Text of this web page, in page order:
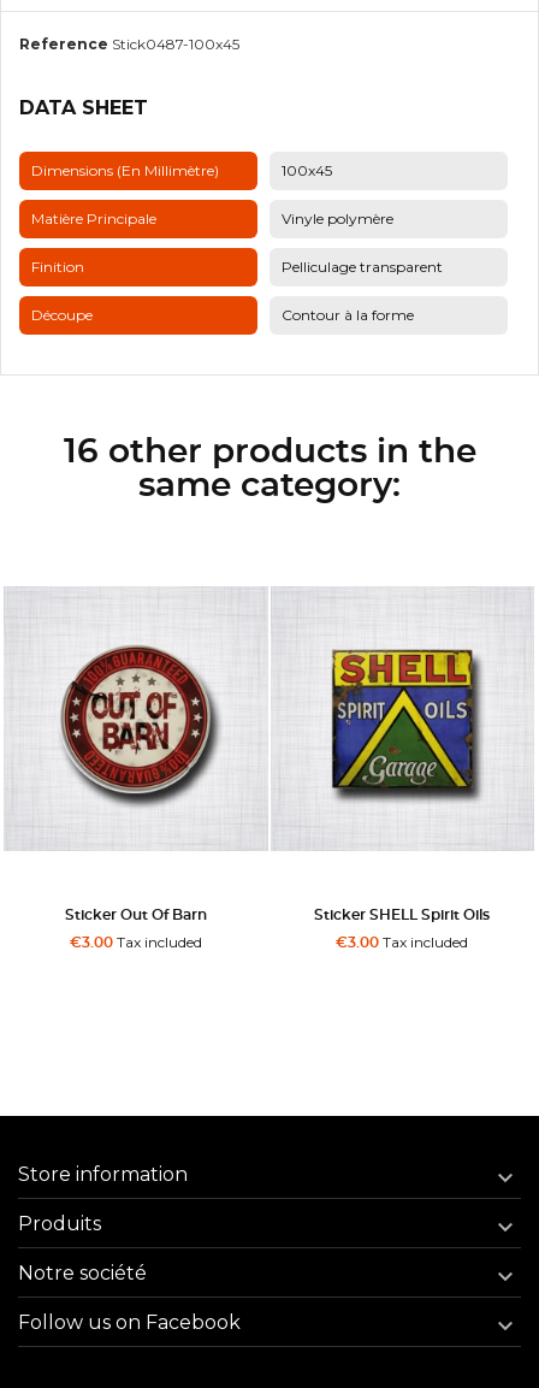
Reference Stick0487-100x45
DATA SHEET
Dimensions (en Millimètre) 100x45
Matière Principale Vinyle polymère
Finition Pelliculage transparent
Découpe Contour à la forme
16 other products in the
same category:
Sticker Out Of Barn
€3.00Tax included
Sticker SHELL Spirit Oils
€3.00 Tax included
Store information 
Produits 
Notre société 
Follow us on Facebook 